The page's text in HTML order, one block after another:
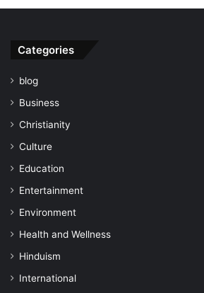
Categories
blog
Business
Christianity
Culture
Education
Entertainment
Environment
Health and Wellness
Hinduism
International